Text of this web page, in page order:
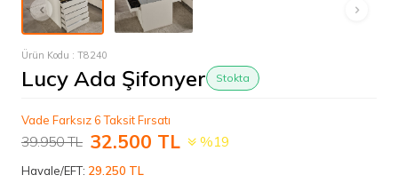
Ürün Kodu : T8240
Lucy Ada Şifonyer Stokta
Vade Farksız 6 Taksit Fırsatı
39.950TL 32.500 TL %19
Havale/EFT: 29.250 TL